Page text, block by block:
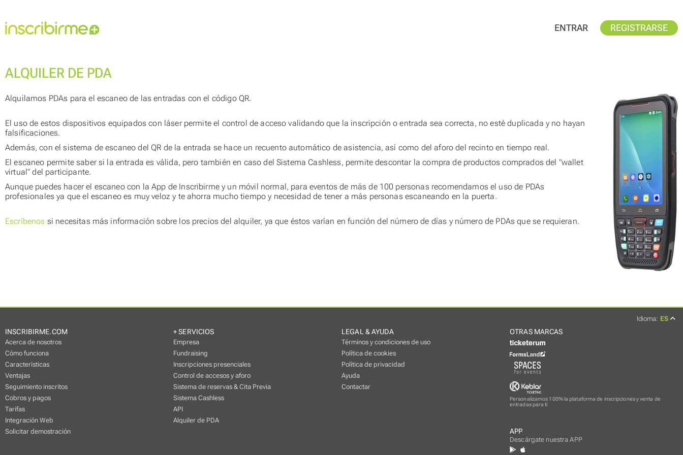
ENTRAR REGISTRARSE
ALQUILER DE PDA
Alquilamos PDAs para el escaneo de las entradas con el código QR.
El uso de estos dispositivos equipados con láser permite el control de acceso validando que la inscripción o entrada sea correcta, no esté duplicada y no hayan
falsificaciones.
Además, con el sistema de escaneo del QR de la entrada se hace un recuento automático de asistencia, así como del aforo del recinto en tiempo real.
El escaneo permite saber si la entrada es válida, pero también en caso del Sistema Cashless, permite descontar la compra de productos comprados del "wallet
virtual" del participante.
Aunque puedes hacer el escaneo con la App de Inscribirme y un móvil normal, para eventos de más de 100 personas recomendamos el uso de PDAs
profesionales ya que el escaneo es muy veloz y te ahorra mucho tiempo y necesidad de tener a más personas escaneando en la puerta.
Escríbenos si necesitas más información sobre los precios del alquiler, ya que éstos varían en función del número de días y número de PDAs que se requieran.
INSCRIBIRME.COM
Acerca de nosotros
Cómo funciona
Características
Ventajas
Seguimiento inscritos
Cobros y pagos
Tarifas
Integración Web
Solicitar demostración
+ SERVICIOS
Empresa
Fundraising
Inscripciones presenciales
Control de accesos y aforo
Sistema de reservas & Cita Previa
Sistema Cashless
API
Alquiler de PDA
LEGAL & AYUDA
Términos y condiciones de uso
Política de cookies
Política de privacidad
Ayuda
Contactar
APP
Descárgate nuestra APP
Idioma: ES
OTRAS MARCAS
Personalizamos 100% la plataforma de inscripciones y venta de
entradas para tí